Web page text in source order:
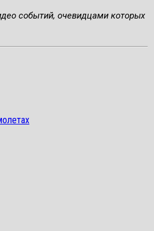
событий, очевидцами которых